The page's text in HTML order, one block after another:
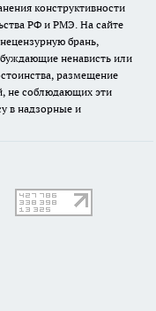
конструктивности
РФ и РМЭ. На сайте
брань,
ненависть или
размещение
не соблюдающих эти
в надзорные и